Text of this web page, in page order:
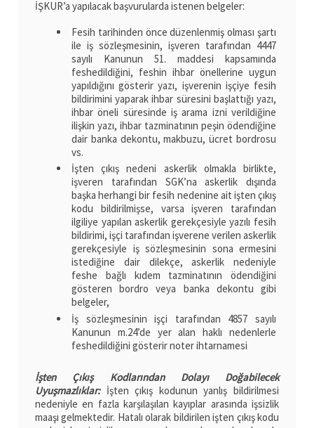
İŞKUR’a yapılacak başvurularda istenen belgeler:
Fesih tarihinden önce düzenlenmiş olması şartı
ile iş sözleşmesinin, işveren tarafından 4447
sayılı Kanunun 51. maddesi kapsamında
feshedildiğini, feshin ihbar önellerine uygun
yapıldığını gösterir yazı, işverenin işçiye fesih
bildirimini yaparak ihbar süresini başlattığı yazı,
ihbar öneli süresinde iş arama izni verildiğine
ilişkin yazı, ihbar tazminatının peşin ödendiğine
dair banka dekontu, makbuzu, ücret bordrosu
vs.
İşten çıkış nedeni askerlik olmakla birlikte,
işveren tarafından SGK’na askerlik dışında
başka herhangi bir fesih nedenine ait işten çıkış
kodu bildirilmişse, varsa işveren tarafından
ilgiliye yapılan askerlik gerekçesiyle yazılı fesih
bildirimi, işçi tarafından işverene verilen askerlik
gerekçesiyle iş sözleşmesinin sona ermesini
istediğine dair dilekçe, askerlik nedeniyle
feshe bağlı kıdem tazminatının ödendiğini
gösteren bordro veya banka dekontu gibi
belgeler,
İş sözleşmesinin işçi tarafından 4857 sayılı
Kanunun m.24’de yer alan haklı nedenlerle
feshedildiğini gösterir noter ihtarnamesi
İşten Çıkış Kodlarından Dolayı Doğabilecek
Uyuşmazlıklar:İşten çıkış kodunun yanlış bildirilmesi
nedeniyle en fazla karşılaşılan kayıplar arasında işsizlik
maaşı gelmektedir. Hatalı olarak bildirilen işten çıkış kodu